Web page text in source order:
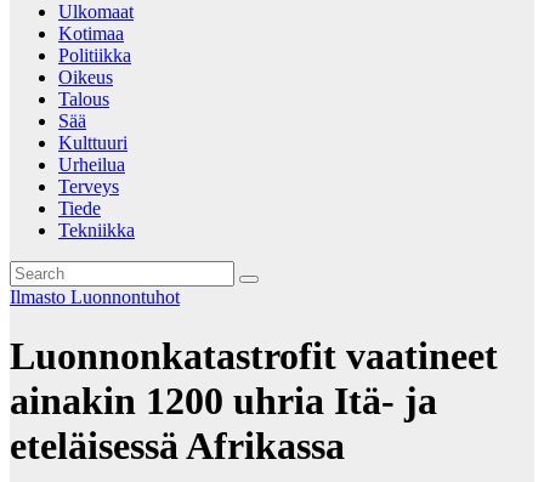
Ulkomaat
Kotimaa
Politiikka
Oikeus
Talous
Sää
Kulttuuri
Urheilua
Terveys
Tiede
Tekniikka
Ilmasto Luonnontuhot
Luonnonkatastrofit vaatineet
ainakin 1200 uhria Itä- ja
eteläisessä Afrikassa